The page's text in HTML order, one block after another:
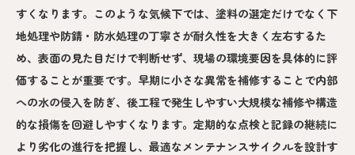
すくなります。このような気候下では、塗料の選定だけでなく下
地処理や防錆・防水処理の丁寧さが耐久性を大きく左右するた
め、表面の見た目だけで判断せず、現場の環境要因を具体的に評
価することが重要です。早期に小さな異常を補修することで内部
への水の侵入を防ぎ、後工程で発生しやすい大規模な補修や構造
的な損傷を回避しやすくなります。定期的な点検と記録の継続に
より劣化の進行を把握し、最適なメンテナンスサイクルを設計す